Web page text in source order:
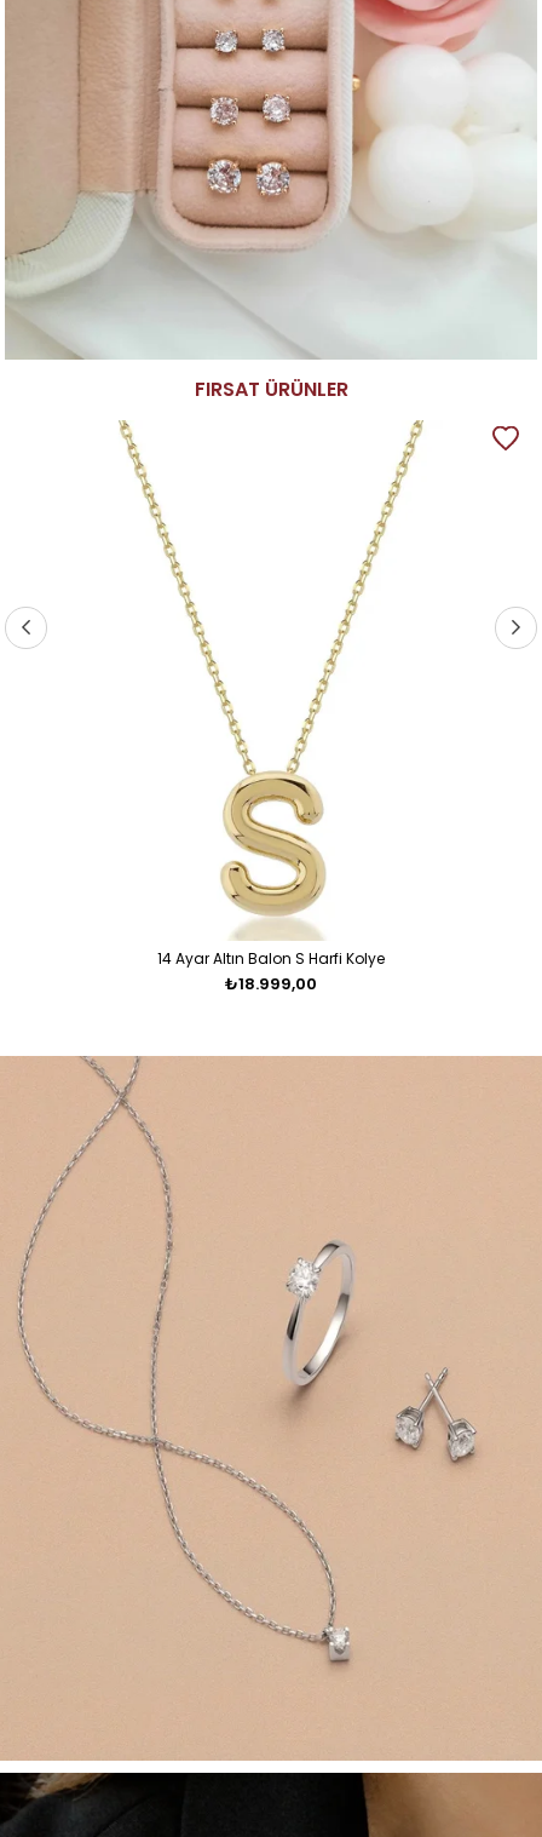
FIRSAT ÜRÜNLER
14 Ayar Altın Balon S Harfi Kolye
₺18.999,00